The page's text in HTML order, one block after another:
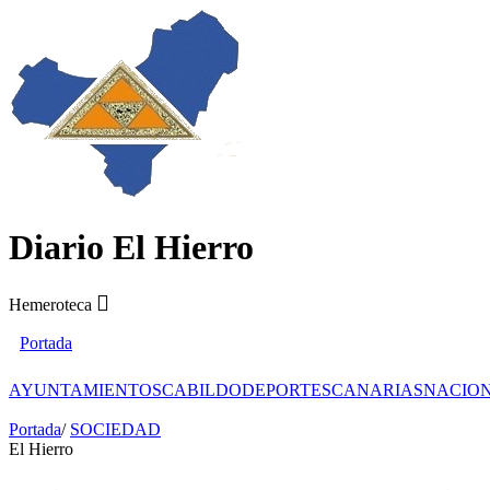
Diario El Hierro
Hemeroteca
Portada
AYUNTAMIENTOSCABILDODEPORTESCANARIAS
Portada/ SOCIEDAD
El Hierro